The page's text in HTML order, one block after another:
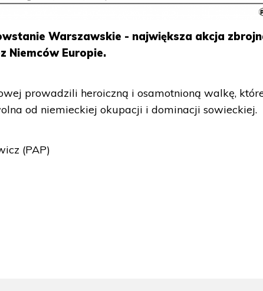
Warszawskie - największa akcja
Niemców Europie.
prowadzili heroiczną i osamotnioną walkę,
od niemieckiej okupacji i dominacji sowieckiej.
(PAP)